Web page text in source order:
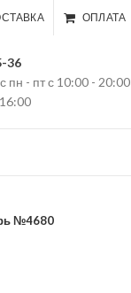
ОПЛАТА
36
пн - пт с 10:00 - 20:00
№4680